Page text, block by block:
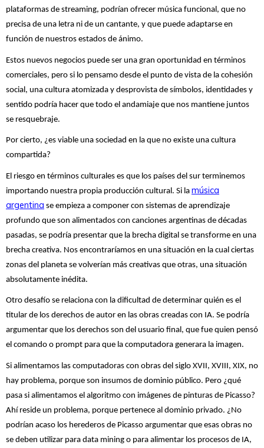
plataformas de streaming, podrían ofrecer música funcional, que no
precisa de una letra ni de un cantante, y que puede adaptarse en
función de nuestros estados de ánimo.
Estos nuevos negocios puede ser una gran oportunidad en términos
comerciales, pero si lo pensamo desde el punto de vista de la cohesión
social, una cultura atomizada y desprovista de símbolos, identidades y
sentido podría hacer que todo el andamiaje que nos mantiene juntos
se resquebraje.
Por cierto, ¿es viable una sociedad en la que no existe una cultura
compartida?
El riesgo en términos culturales es que los países del sur terminemos
importando nuestra propia producción cultural. Si la música
argentina se empieza a componer con sistemas de aprendizaje
profundo que son alimentados con canciones argentinas de décadas
pasadas, se podría presentar que la brecha digital se transforme en una
brecha creativa. Nos encontraríamos en una situación en la cual ciertas
zonas del planeta se volverían más creativas que otras, una situación
absolutamente inédita.
Otro desafío se relaciona con la dificultad de determinar quién es el
titular de los derechos de autor en las obras creadas con IA. Se podría
argumentar que los derechos son del usuario final, que fue quien pensó
el comando o prompt para que la computadora generara la imagen.
Si alimentamos las computadoras con obras del siglo XVII, XVIII, XIX, no
hay problema, porque son insumos de dominio público. Pero ¿qué
pasa si alimentamos el algoritmo con imágenes de pinturas de Picasso?
Ahí reside un problema, porque pertenece al dominio privado. ¿No
podrían acaso los herederos de Picasso argumentar que esas obras no
se deben utilizar para data mining o para alimentar los procesos de IA,